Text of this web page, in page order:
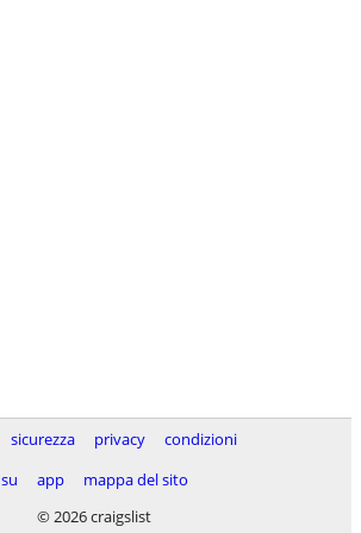
sicurezza privacy
condizioni
su
app
mappa del sito
© 2026 craigslist